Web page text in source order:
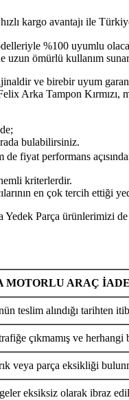
kargo avantajı ile
%100 uyumlu
uzun ömürlü kullanım
ve birebir uyum
Arka Tampon
bulabilirsiniz.
fiyat performans
kriterlerdir.
en çok tercih ettiği
Parça ürünlerimizi de
MOTORLU ARAÇ
teslim alındığı tarihten
çıkmamış ve herhangi
veya parça eksikliği
eksiksiz olarak ibraz